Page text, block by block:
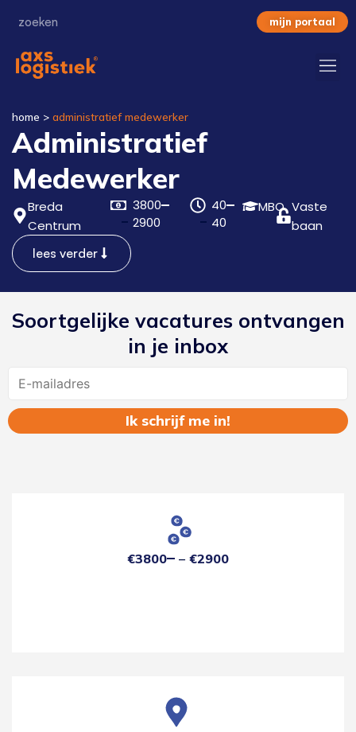
mijn portaal
home > administratief medewerker
Administratief
Medewerker
Breda
Centrum
3800
2900
40
40
MBO Vaste
baan
lees verder
Soortgelijke vacatures ontvangen
in je inbox
€3800 €2900